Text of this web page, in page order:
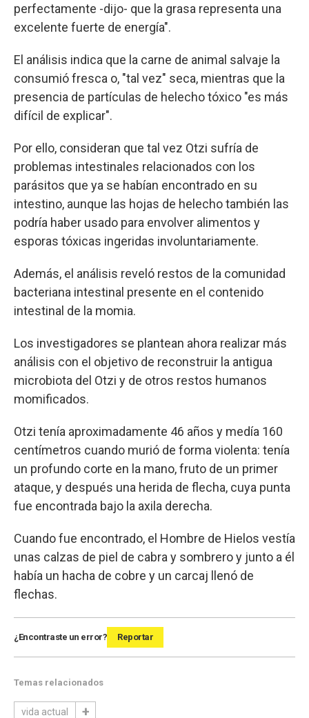
perfectamente -dijo- que la grasa representa una
excelente fuerte de energía".
El análisis indica que la carne de animal salvaje la
consumió fresca o, "tal vez" seca, mientras que la
presencia de partículas de helecho tóxico "es más
difícil de explicar".
Por ello, consideran que tal vez Otzi sufría de
problemas intestinales relacionados con los
parásitos que ya se habían encontrado en su
intestino, aunque las hojas de helecho también las
podría haber usado para envolver alimentos y
esporas tóxicas ingeridas involuntariamente.
Además, el análisis reveló restos de la comunidad
bacteriana intestinal presente en el contenido
intestinal de la momia.
Los investigadores se plantean ahora realizar más
análisis con el objetivo de reconstruir la antigua
microbiota del Otzi y de otros restos humanos
momificados.
Otzi tenía aproximadamente 46 años y medía 160
centímetros cuando murió de forma violenta: tenía
un profundo corte en la mano, fruto de un primer
ataque, y después una herida de flecha, cuya punta
fue encontrada bajo la axila derecha.
Cuando fue encontrado, el Hombre de Hielos vestía
unas calzas de piel de cabra y sombrero y junto a él
había un hacha de cobre y un carcaj llenó de
flechas.
¿Encontraste un error? Reportar
Temas relacionados
vida actual